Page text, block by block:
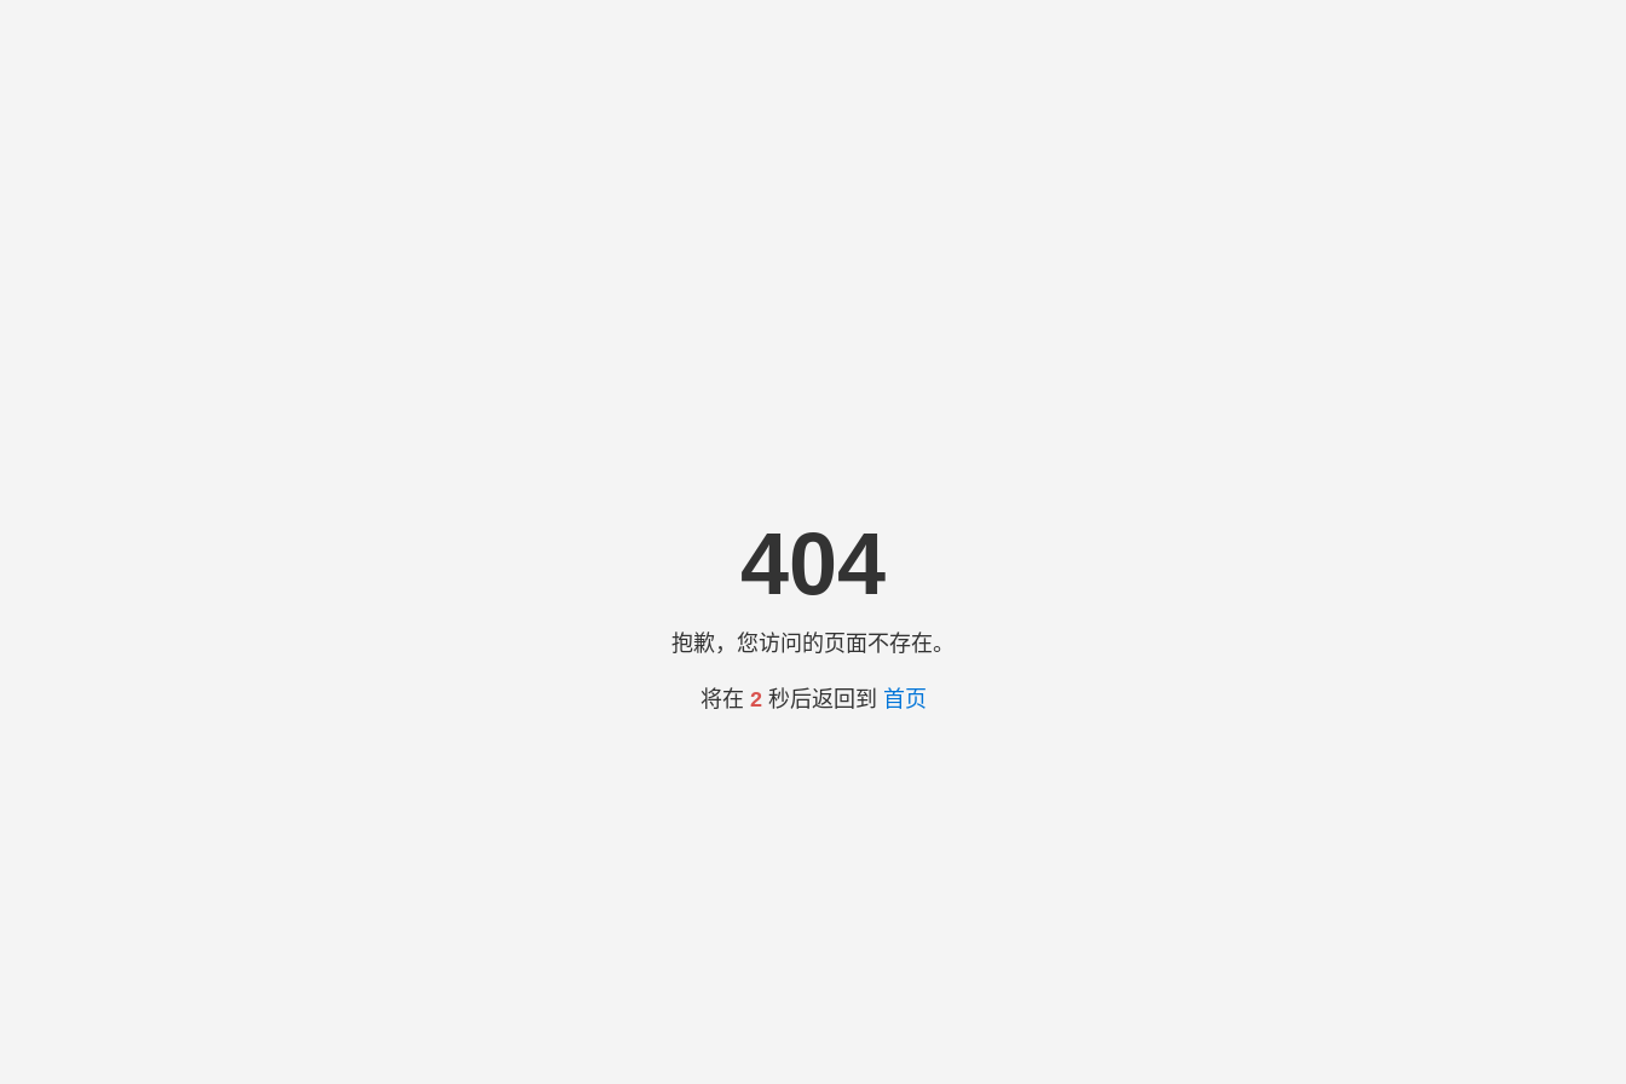
404
抱歉，您访问的页面不存在。
将在 2秒后返回到 首页